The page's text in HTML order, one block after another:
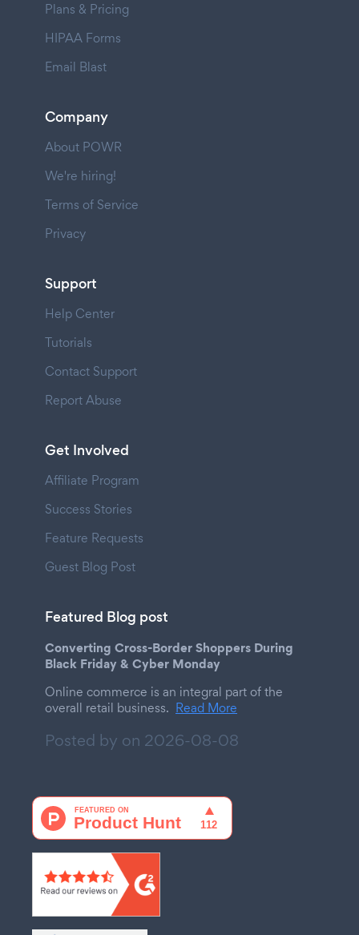
Plans & Pricing
HIPAA Forms
Email Blast
Company
About POWR
We're hiring!
Terms of Service
Privacy
Support
Help Center
Tutorials
Contact Support
Report Abuse
Get Involved
Affiliate Program
Success Stories
Feature Requests
Guest Blog Post
Featured Blog post
Converting Cross-Border Shoppers During
Black Friday & Cyber Monday
Online commerce is an integral part of the
overall retail business. Read More
Posted by on 2026-08-08